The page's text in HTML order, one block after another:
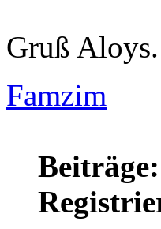
Gruß Aloys.
Famzim
Beiträge: